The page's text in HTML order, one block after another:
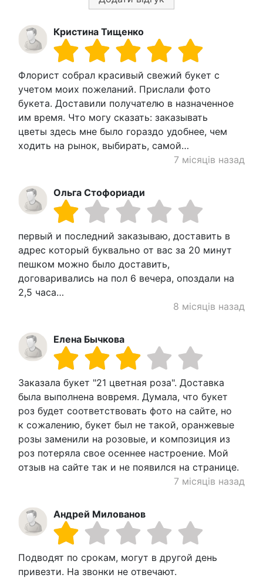
Кристина Тищенко
Флорист собрал красивый свежий букет с
учетом моих пожеланий. Прислали фото
букета. Доставили получателю в назначенное
им время. Что могу сказать: заказывать
цветы здесь мне было гораздо удобнее, чем
ходить на рынок, выбирать, самой…
7 місяців назад
Ольга Стофориади
первый и последний заказываю, доставить в
адрес который буквально от вас за 20 минут
пешком можно было доставить,
договаривались на пол 6 вечера, опоздали на
2,5 часа…
8 місяців назад
Елена Бычкова
Заказала букет "21 цветная роза". Доставка
была выполнена вовремя. Думала, что букет
роз будет соответствовать фото на сайте, но
к сожалению, букет был не такой, оранжевые
розы заменили на розовые, и композиция из
роз потеряла свое осеннее настроение. Мой
отзыв на сайте так и не появился на странице.
7 місяців назад
Андрей Милованов
Подводят по срокам, могут в другой день
привезти. На звонки не отвечают.